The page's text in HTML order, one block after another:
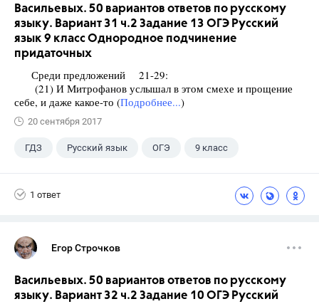
Васильевых. 50 вариантов ответов по русскому
языку. Вариант 31 ч.2 Задание 13 ОГЭ Русский
язык 9 класс Однородное подчинение
придаточных
Среди предложений 21-29:
(21) И Митрофанов услышал в этом смехе и прощение
себе, и даже какое-то (Подробнее...)
20 сентября 2017
ГДЗ Русский язык ОГЭ 9 класс
1 ответ
Егор Строчков
Васильевых. 50 вариантов ответов по русскому
языку. Вариант 32 ч.2 Задание 10 ОГЭ Русский